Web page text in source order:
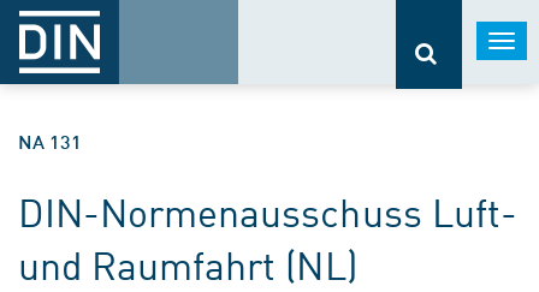
NA 131
DIN-Normenausschuss Luft-
und Raumfahrt (NL)